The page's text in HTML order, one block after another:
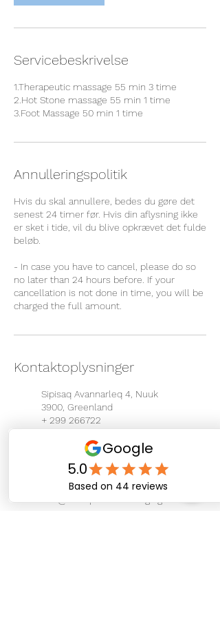
Servicebeskrivelse
1.Therapeutic massage 55 min 3 time
2.Hot Stone massage 55 min 1 time
3.Foot Massage 50 min 1 time
Annulleringspolitik
Hvis du skal annullere, bedes du gøre det
senest 24 timer før. Hvis din aflysning ikke
er sket i tide, vil du blive opkrævet det fulde
beløb.
- In case you have to cancel, please do so
no later than 24 hours before. If your
cancellation is not done in time, you will be
charged the full amount.
Kontaktoplysninger
Sipisaq Avannarleq 4, Nuuk
3900, Greenland
+ 299 266722
Eqalugalinnguit, Nuuk,
Greenland
+ 299 266722